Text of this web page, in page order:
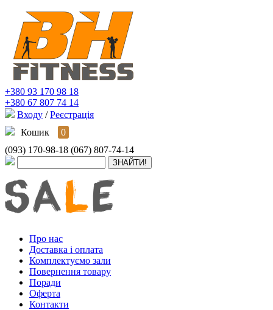
+380 93 170 98 18
+380 67 807 74 14
Входу / Реєстрація
Кошик
0
(093) 170-98-18 (067) 807-74-14
Про нас
Доставка і оплата
Комплектуємо зали
Повернення товару
Поради
Оферта
Контакти